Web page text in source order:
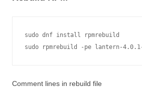
sudo dnf install rpmrebuild
Comment lines in rebuild file